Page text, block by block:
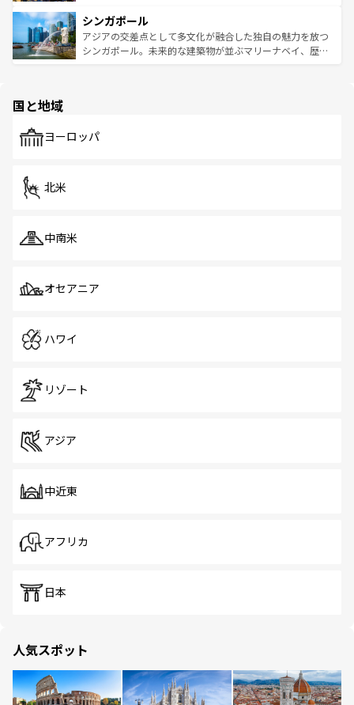
参照してほしい。
激する。気候は一年中温暖で、どの季節にも異なる楽しみ
が待っている。親しみやすいタイの人々、仏教を中心とし
た文化、そして多様な観光資源が、訪れる旅人を魅了し続
み、どこを訪れても感動するはず。観光スポットが密集し
ており、効率よく見どころを回れるのも魅力。息をのむよ
うな絶景から文化的な体験まで、香港を存分に楽しみ尽く
シンガポール
アジアの交差点として多文化が融合した独自の魅力を放つ
シンガポール。未来的な建築物が並ぶマリーナベイ、歴史
で、ホーカーズは地元の風情を楽しめる外せないスポット
国と地域
ヨーロッパ
北米
中南米
オセアニア
ハワイ
リゾート
アジア
中近東
アフリカ
日本
人気スポット